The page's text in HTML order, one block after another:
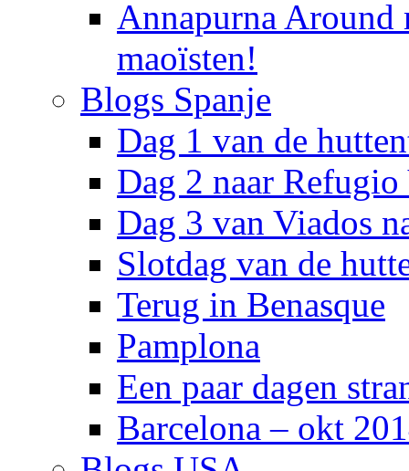
Annapurna
maoïsten!
Blogs Spanje
Dag 1 van de
Dag 2 naar Refugio
Dag 3 van Viados
Slotdag van de
Terug in Benasque
Pamplona
Een paar dagen
Barcelona – okt